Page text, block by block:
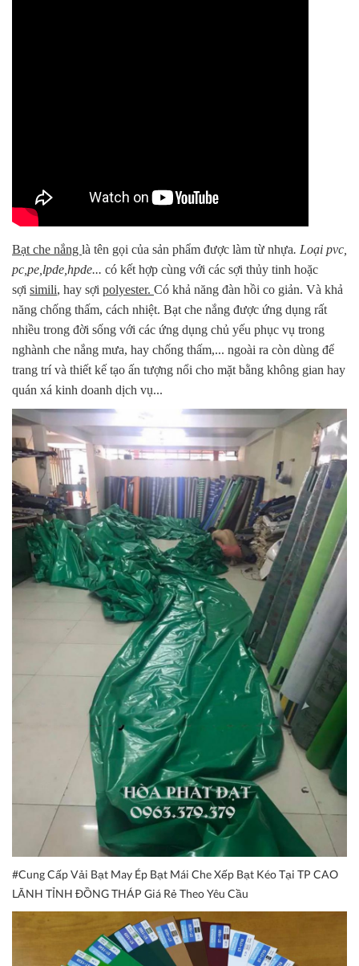
Bạt che nắng là tên gọi của sản phẩm được làm từ nhựa. Loại pvc,
pc,pe,lpde,hpde... có kết hợp cùng với các sợi thủy tinh hoặc
sợi simili, hay sợi polyester. Có khả năng đàn hồi co giản. Và khả
năng chống thấm, cách nhiệt. Bạt che nắng được ứng dụng rất
nhiều trong đời sống với các ứng dụng chủ yếu phục vụ trong
nghành che nắng mưa, hay chống thấm,... ngoài ra còn dùng để
trang trí và thiết kế tạo ấn tượng nổi cho mặt bằng không gian hay
quán xá kinh doanh dịch vụ...
#Cung Cấp Vải Bạt May Ép Bạt Mái Che Xếp Bạt Kéo Tại TP CAO
LÃNH TỈNH ĐỒNG THÁP Giá Rẻ Theo Yêu Cầu